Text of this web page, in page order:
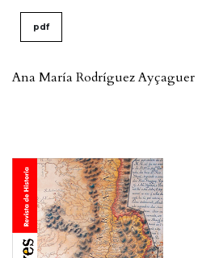
pdf
Ana María Rodríguez Ayçaguer